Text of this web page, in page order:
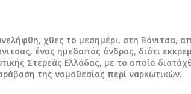
χθες το μεσημέρι, στη Βόνιτσα,
ένας ημεδαπός άνδρας, διότι
Στερεάς Ελλάδας, με το οποίο
της νομοθεσίας περί ναρκωτικών.